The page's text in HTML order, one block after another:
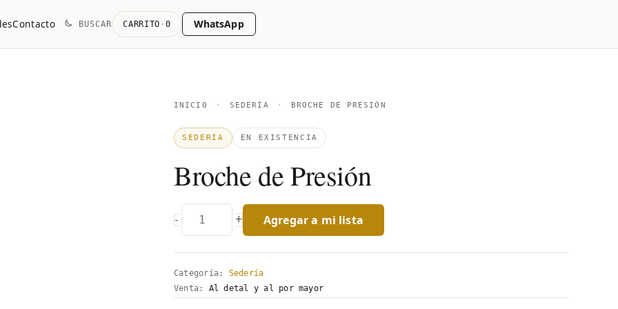
Contacto BUSCAR CARRITO · 0 WhatsApp
INICIO · SEDERÍA · BROCHE DE PRESIÓN
SEDERÍA EN EXISTENCIA
Broche de Presión
-
Broche
Presión
+ Agregar a mi lista
Categoría: Sedería
Venta:
Al detal y al por mayor